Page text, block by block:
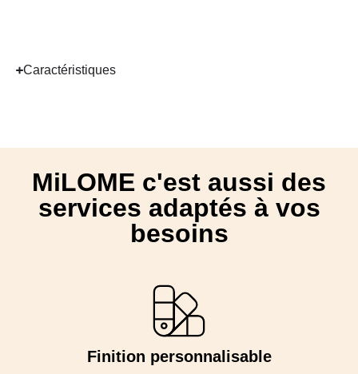
Caractéristiques
MiLOME c'est aussi des
services adaptés à vos
besoins
Finition personnalisable